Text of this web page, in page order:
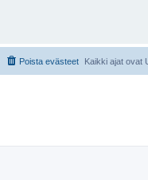
Kaikki ajat ovat
Poista evästeet